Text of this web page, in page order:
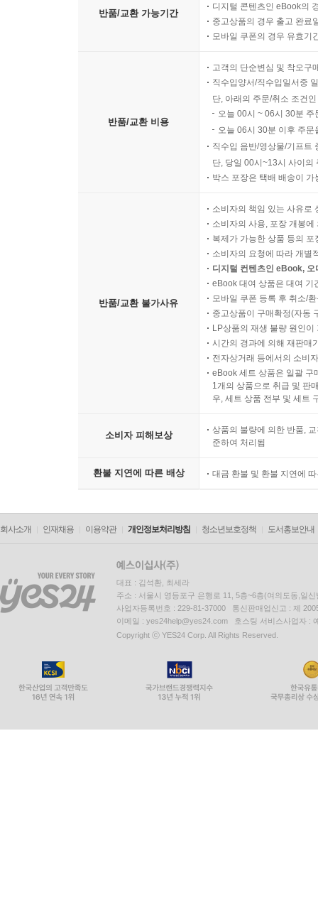
반품/교환 가능기간
디지털 콘텐츠인 eBook의
중고상품의 경우 출고 완료
모바일 쿠폰의 경우 유효기
반품/교환 비용
고객의 단순변심 및 착오구
직수입양서/직수입일서중
단, 아래의 주문/취소 조건
오늘 00시 ~ 06시 30분
오늘 06시 30분 이후 주
직수입 음반/영상물/기프트
단, 당일 00시~13시 사이의
박스 포장은 택배 배송이
반품/교환 불가사유
소비자의 책임 있는 사유로
소비자의 사용, 포장 개봉
복제가 가능한 상품 등의
소비자의 요청에 따라 개별
디지털 컨텐츠인 eBook,
eBook 대여 상품은 대여 기
모바일 쿠폰 등록 후 취소/
중고상품이 구매확정(자동
LP상품의 재생 불량 원인
시간의 경과에 의해 재판매
전자상거래 등에서의 소비
eBook 세트 상품은 일괄 구
1개의 상품으로 취급 및 판
우, 세트 상품 전부 및 세트
소비자 피해보상
상품의 불량에 의한 반품,
준하여 처리됨
환불 지연에 따른 배상 대금 환불 및 환불 지연에
회사소개 인재채용 이용약관 개인정보처리방침 청소년보호정책 도서홍보안내
대표 : 김석환, 최세라
주소 : 서울시 영등포구 은행로 11, 5층~6층(여의도동,일신
사업자등록번호 : 229-81-37000 통신판매업신고 : 제
이메일 : yes24help@yes24.com 호스팅 서비스사업자 :
Copyright ⓒ YES24 Corp. All Rights Reserved.